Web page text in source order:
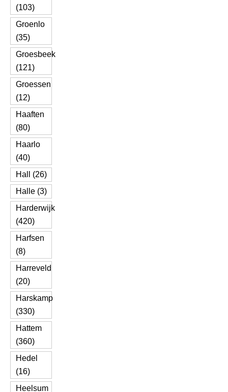
(103)
Groenlo
(35)
Groesbeek
(121)
Groessen
(12)
Haaften
(80)
Haarlo
(40)
Hall (26)
Halle (3)
Harderwijk
(420)
Harfsen
(8)
Harreveld
(20)
Harskamp
(330)
Hattem
(360)
Hedel
(16)
Heelsum